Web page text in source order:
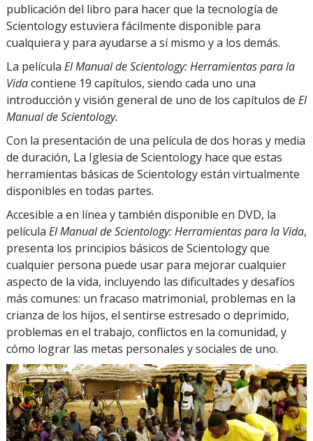
publicación del libro para hacer que la tecnología de
Scientology estuviera fácilmente disponible para
cualquiera y para ayudarse a sí mismo y a los demás.
La película El Manual de Scientology: Herramientas para la
Vidacontiene 19 capítulos, siendo cada uno una
introducción y visión general de uno de los capítulos de El
Manual de Scientology.
Con la presentación de una película de dos horas y media
de duración, La Iglesia de Scientology hace que estas
herramientas básicas de Scientology están virtualmente
disponibles en todas partes.
Accesible a en línea y también disponible en DVD, la
película El Manual de Scientology: Herramientas para la Vida,
presenta los principios básicos de Scientology que
cualquier persona puede usar para mejorar cualquier
aspecto de la vida, incluyendo las dificultades y desafíos
más comunes: un fracaso matrimonial, problemas en la
crianza de los hijos, el sentirse estresado o deprimido,
problemas en el trabajo, conflictos en la comunidad, y
cómo lograr las metas personales y sociales de uno.